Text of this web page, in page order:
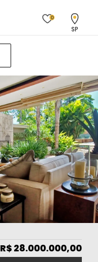
0
SP
R$ 28.000.000,00